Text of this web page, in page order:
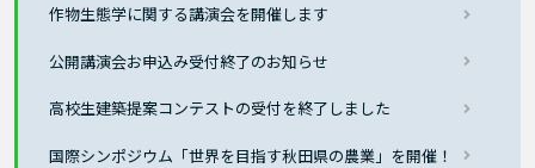
作物生態学に関する講演会を開催します
公開講演会お申込み受付終了のお知らせ
高校生建築提案コンテストの受付を終了しました
国際シンポジウム「世界を目指す秋田県の農業」を開催！